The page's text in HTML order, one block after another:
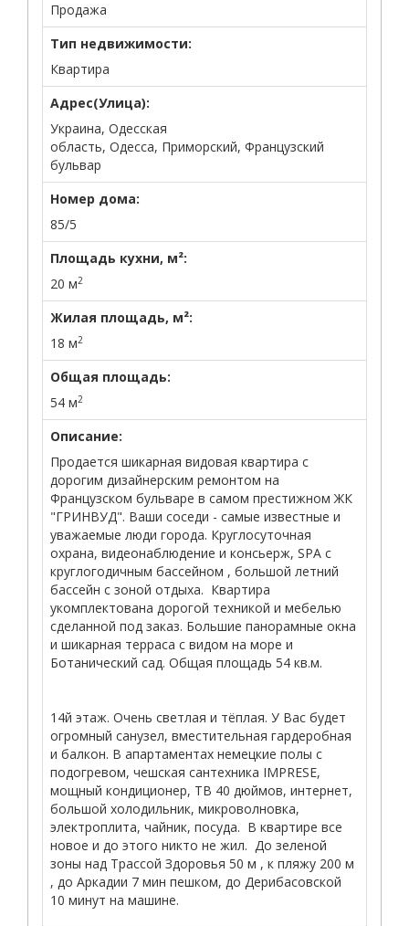
Продажа
Тип недвижимости:
Квартира
Адрес(Улица):
Украина, Одесская
область, Одесса, Приморский, Французский
бульвар
Номер дома:
85/5
Площадь кухни, м²:
20 м2
Жилая площадь, м²:
18 м2
Общая площадь:
54 м2
Описание:
Продается шикарная видовая квартира с
дорогим дизайнерским ремонтом на
Французском бульваре в самом престижном ЖК
"ГРИНВУД". Ваши соседи - самые известные и
уважаемые люди города. Круглосуточная
охрана, видеонаблюдение и консьерж, SPA с
круглогодичным бассейном , большой летний
бассейн с зоной отдыха. Квартира
укомплектована дорогой техникой и мебелью
сделанной под заказ. Большие панорамные окна
и шикарная терраса с видом на море и
Ботанический сад. Общая площадь 54 кв.м.
14й этаж. Очень светлая и тёплая. У Вас будет
огромный санузел, вместительная гардеробная
и балкон. В апартаментах немецкие полы с
подогревом, чешская сантехника IMPRESE,
мощный кондиционер, ТВ 40 дюймов, интернет,
большой холодильник, микроволновка,
электроплита, чайник, посуда. В квартире все
новое и до этого никто не жил. До зеленой
зоны над Трассой Здоровья 50 м , к пляжу 200 м
, до Аркадии 7 мин пешком, до Дерибасовской
10 минут на машине.